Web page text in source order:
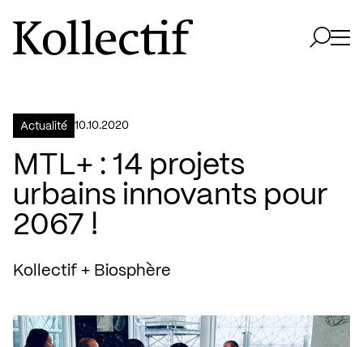
Aller à la page d'accueil
Logo Kollectif
Actualité 10.10.2020
MTL+ : 14 projets
urbains innovants pour
2067 !
Kollectif + Biosphère